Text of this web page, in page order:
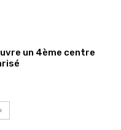
un 4ème centre